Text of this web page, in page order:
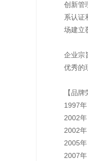
创新管
系认证
场建立
企业宗
优秀的
【品牌
1997
2002
2002
2005
2007